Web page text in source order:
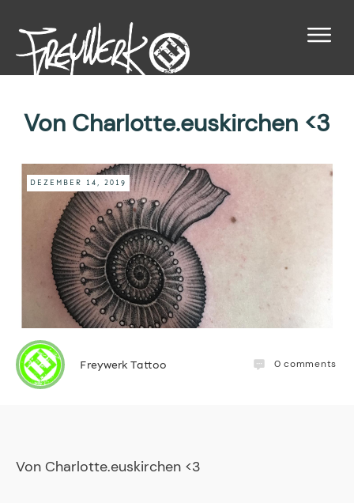
Von Charlotte.euskirchen <3
DEZEMBER 14, 2019
Freywerk Tattoo 0 comments
Von Charlotte.euskirchen <3